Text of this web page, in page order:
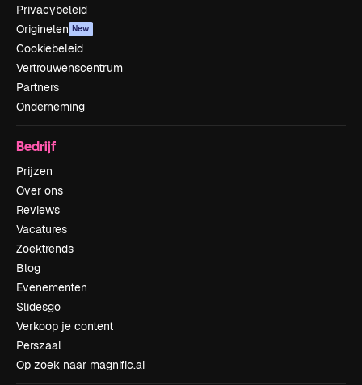
Privacybeleid
Originelen New
Cookiebeleid
Vertrouwenscentrum
Partners
Onderneming
Bedrijf
Prijzen
Over ons
Reviews
Vacatures
Zoektrends
Blog
Evenementen
Slidesgo
Verkoop je content
Perszaal
Op zoek naar magnific.ai